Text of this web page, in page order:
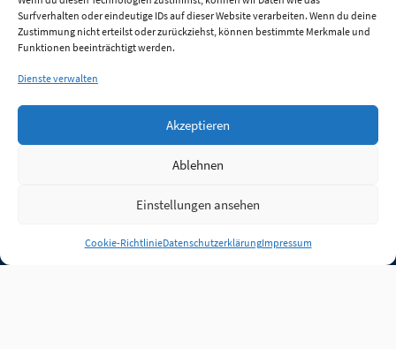
Surfverhalten oder eindeutige IDs auf dieser Website verarbeiten. Wenn du deine
Zustimmung nicht erteilst oder zurückziehst, können bestimmte Merkmale und
Funktionen beeinträchtigt werden.
Dienste verwalten
Akzeptieren
Ablehnen
Einstellungen ansehen
Cookie-RichtlinieDatenschutzerklärungImpressum
Anmelden
Jobs Partner FAQ Quellen